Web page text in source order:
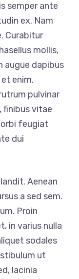
semper ante
ex. Nam
Curabitur
mollis,
augue dapibus
enim.
pulvinar
finibus vitae
feugiat
dui
Aenean
a sed sem.
Proin
in varius nulla
sodales
ut
lacinia